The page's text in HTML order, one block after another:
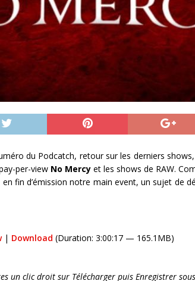
du Podcatch, retour sur les derniers
per-view No Mercy et les shows de RAW.
fin d’émission notre main event, un sujet de
| Download (Duration: 3:00:17 — 165.1MB)
un clic droit sur Télécharger puis Enregistrer